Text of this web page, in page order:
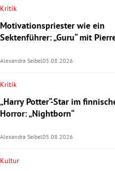
Kritik
Motivationspriester wie ein
Sektenführer: „Guru“ mit
Alexandra Seibel05.08.2026
Kritik
„Harry Potter“-Star im
Horror: „Nightborn“
Alexandra Seibel05.08.2026
Kultur